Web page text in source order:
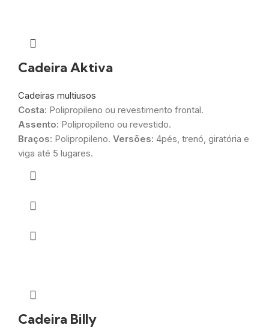
Cadeira Aktiva
Cadeiras multiusos
Costa: Polipropileno ou revestimento frontal.
Assento: Polipropileno ou revestido.
Braços: Polipropileno. Versões: 4pés, trenó, giratória e
viga até 5 lugares.
Cadeira Billy